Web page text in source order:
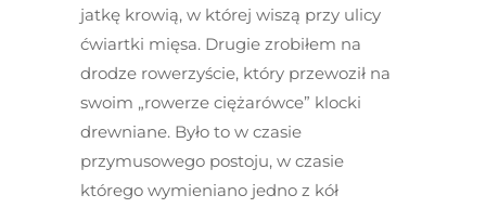
jatkę krowią, w której wiszą przy ulicy
ćwiartki mięsa. Drugie zrobiłem na
drodze rowerzyście, który przewoził na
swoim „rowerze ciężarówce” klocki
drewniane. Było to w czasie
przymusowego postoju, w czasie
którego wymieniano jedno z kół